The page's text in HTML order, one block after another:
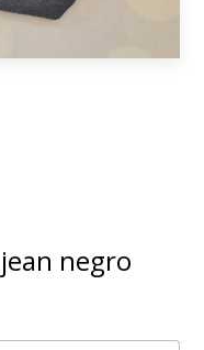
negro